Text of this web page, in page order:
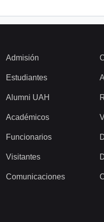
Admisión
Estudiantes
Alumni UAH
Académicos
Funcionarios
Visitantes
Comunicaciones